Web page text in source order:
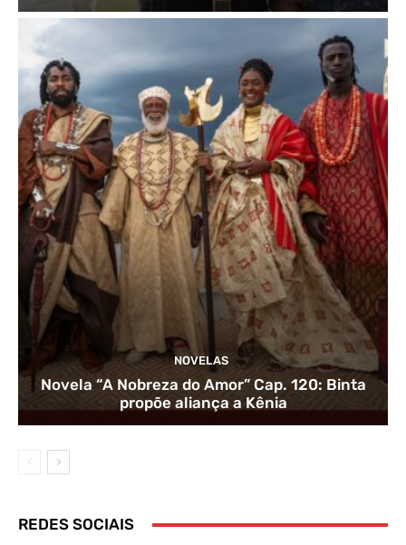
NOVELAS
Novela “A Nobreza do Amor” Cap. 120: Binta
propõe aliança a Kênia
REDES SOCIAIS